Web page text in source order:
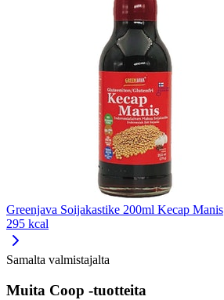
Greenjava Soijakastike 200ml Kecap Manis
295 kcal
Samalta valmistajalta
Muita Coop -tuotteita